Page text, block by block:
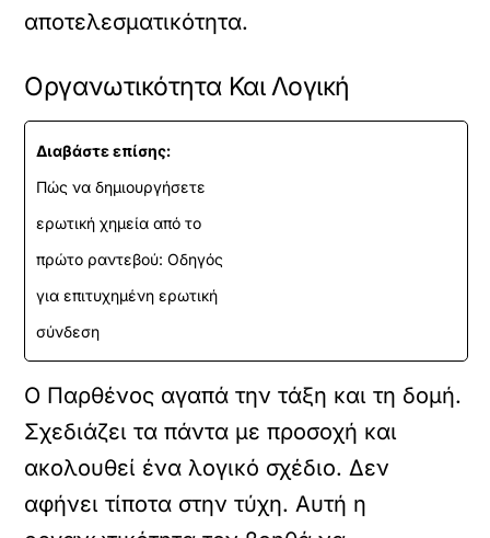
αποτελεσματικότητα.
Οργανωτικότητα Και Λογική
Διαβάστε επίσης:
Πώς να δημιουργήσετε
ερωτική χημεία από το
πρώτο ραντεβού: Οδηγός
για επιτυχημένη ερωτική
σύνδεση
Ο Παρθένος αγαπά την τάξη και τη δομή.
Σχεδιάζει τα πάντα με προσοχή και
ακολουθεί ένα λογικό σχέδιο. Δεν
αφήνει τίποτα στην τύχη. Αυτή η